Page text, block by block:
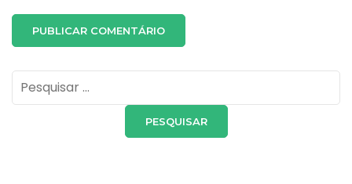
Pesquisar
por: